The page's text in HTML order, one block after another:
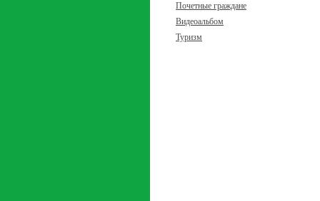
Почетные граждане
Видеоальбом
Туризм